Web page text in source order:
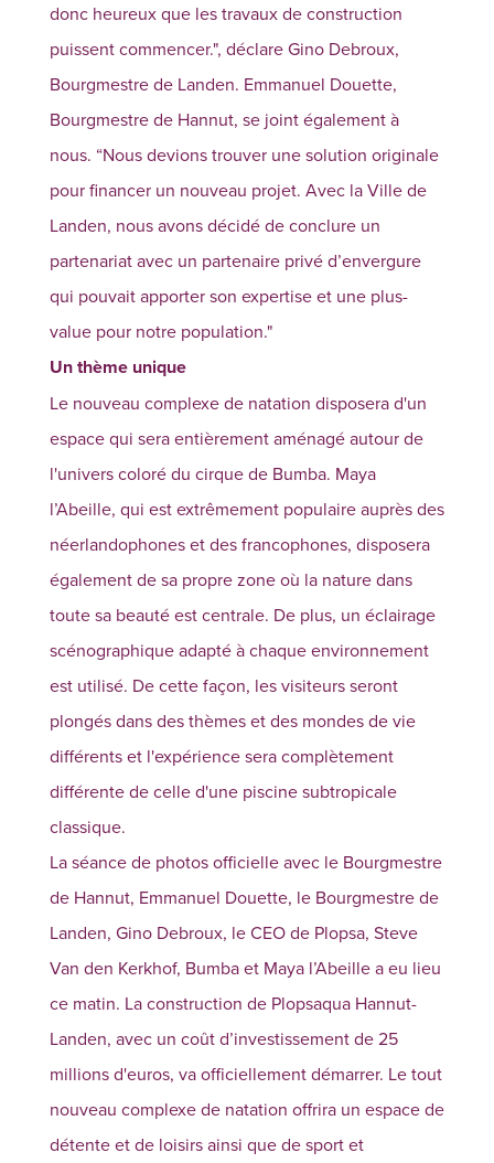
donc heureux que les travaux de construction
puissent commencer.", déclare Gino Debroux,
Bourgmestre de Landen. Emmanuel Douette,
Bourgmestre de Hannut, se joint également à
nous. “Nous devions trouver une solution originale
pour financer un nouveau projet. Avec la Ville de
Landen, nous avons décidé de conclure un
partenariat avec un partenaire privé d’envergure
qui pouvait apporter son expertise et une plus-
value pour notre population."
Un thème unique
Le nouveau complexe de natation disposera d'un
espace qui sera entièrement aménagé autour de
l'univers coloré du cirque de Bumba. Maya
l’Abeille, qui est extrêmement populaire auprès des
néerlandophones et des francophones, disposera
également de sa propre zone où la nature dans
toute sa beauté est centrale. De plus, un éclairage
scénographique adapté à chaque environnement
est utilisé. De cette façon, les visiteurs seront
plongés dans des thèmes et des mondes de vie
différents et l'expérience sera complètement
différente de celle d'une piscine subtropicale
classique.
La séance de photos officielle avec le Bourgmestre
de Hannut, Emmanuel Douette, le Bourgmestre de
Landen, Gino Debroux, le CEO de Plopsa, Steve
Van den Kerkhof, Bumba et Maya l’Abeille a eu lieu
ce matin. La construction de Plopsaqua Hannut-
Landen, avec un coût d’investissement de 25
millions d'euros, va officiellement démarrer. Le tout
nouveau complexe de natation offrira un espace de
détente et de loisirs ainsi que de sport et